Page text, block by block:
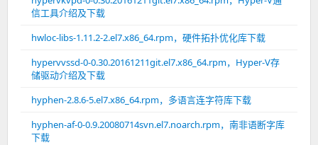
信工具介绍及下载
hwloc-libs-1.11.2-2.el7.x86_64.rpm，硬件拓扑优化库下载
hypervvssd-0-0.30.20161211git.el7.x86_64.rpm，Hyper-V存
储驱动介绍及下载
hyphen-2.8.6-5.el7.x86_64.rpm，多语言连字符库下载
hyphen-af-0-0.9.20080714svn.el7.noarch.rpm，南非语断字库
下载